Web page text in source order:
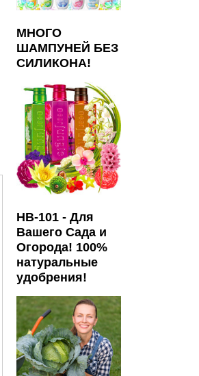
МНОГО
ШАМПУНЕЙ БЕЗ
СИЛИКОНА!
HB-101 - Для
Вашего Сада и
Огорода! 100%
натуральные
удобрения!